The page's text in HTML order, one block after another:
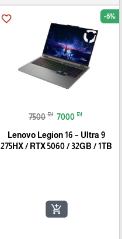
favorite_border -6%
7500 ₪ 7000 ₪
Lenovo Legion 16 – Ultra 9
275HX / RTX 5060 / 32GB / 1TB
add_shopping_cart